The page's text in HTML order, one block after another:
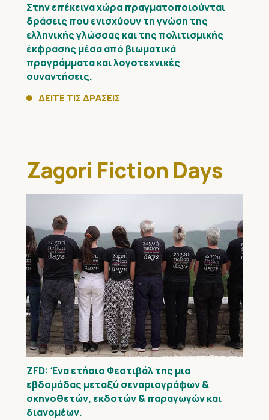
Στην επέκεινα χώρα πραγματοποιούνται
δράσεις που ενισχύουν τη γνώση της
ελληνικής γλώσσας και της πολιτισμικής
έκφρασης μέσα από βιωματικά
προγράμματα και λογοτεχνικές
συναντήσεις.
ΔΕΙΤΕ ΤΙΣ ΔΡΑΣΕΙΣ
Zagori Fiction Days
ZFD: Ένα ετήσιο Φεστιβάλ της μια
εβδομάδας μεταξύ σεναριογράφων &
σκηνοθετών, εκδοτών & παραγωγών και
διανομέων.